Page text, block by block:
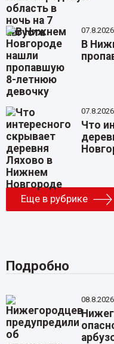
В
Что
Еще в рубрике
Подробно